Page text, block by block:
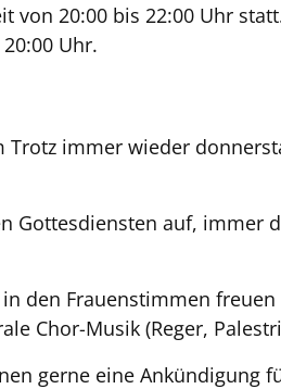
20:00 bis 22:00 Uhr
Uhr.
immer wieder
Gottesdiensten auf, immer
den Frauenstimmen
Chor-Musik (Reger,
gerne eine Ankündigung